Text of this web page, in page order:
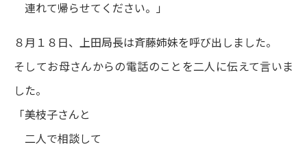
連れて帰らせてください。」
８月１８日、上田局長は斉藤姉妹を呼び出しました。
そしてお母さんからの電話のことを二人に伝えて言いま
した。
「美枝子さんと
二人で相談して